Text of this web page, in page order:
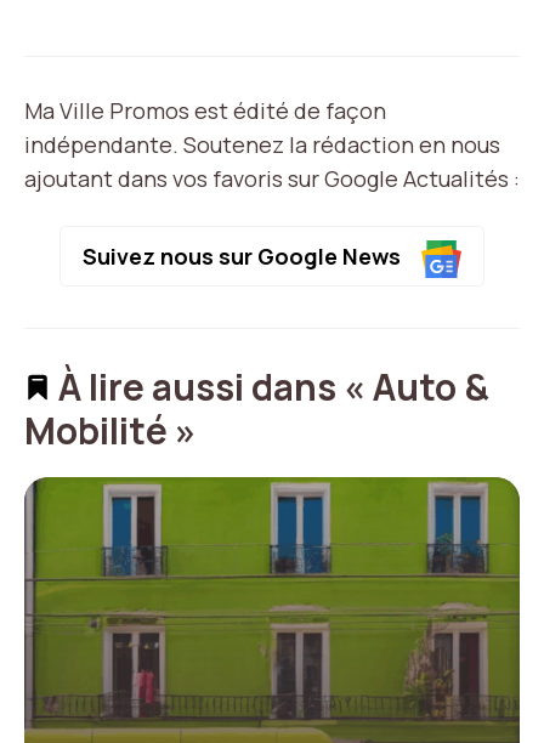
Ma Ville Promos est édité de façon
indépendante. Soutenez la rédaction en nous
ajoutant dans vos favoris sur Google Actualités :
Suivez nous sur Google News
À lire aussi dans « Auto &
Mobilité »